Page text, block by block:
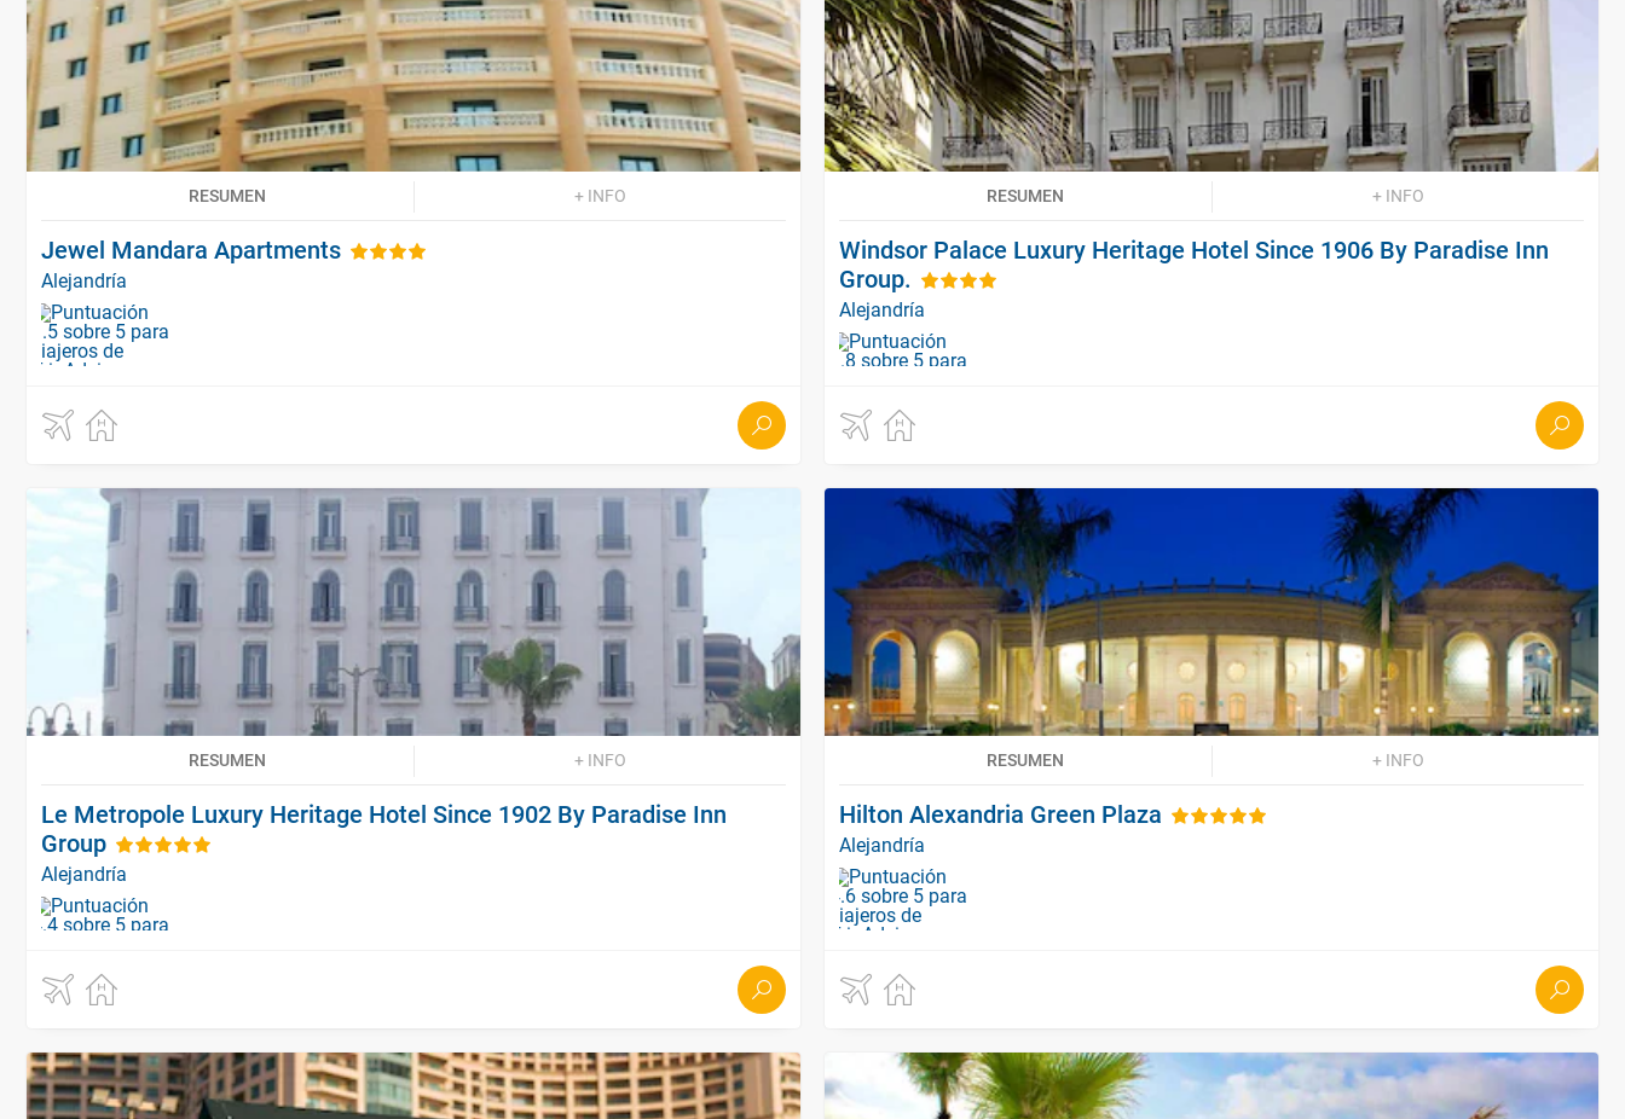
RESUMEN + INFO
Jewel Mandara Apartments
Alejandría
RESUMEN + INFO
Windsor Palace Luxury Heritage Hotel Since 1906 By Paradise Inn
Group.
Alejandría
RESUMEN + INFO
Le Metropole Luxury Heritage Hotel Since 1902 By Paradise Inn
Group
Alejandría
RESUMEN + INFO
Hilton Alexandria Green Plaza
Alejandría